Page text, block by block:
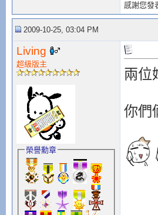
感謝您發
2009-10-25, 03:04 PM
Living
超級版主
榮譽勳章
兩位
你們